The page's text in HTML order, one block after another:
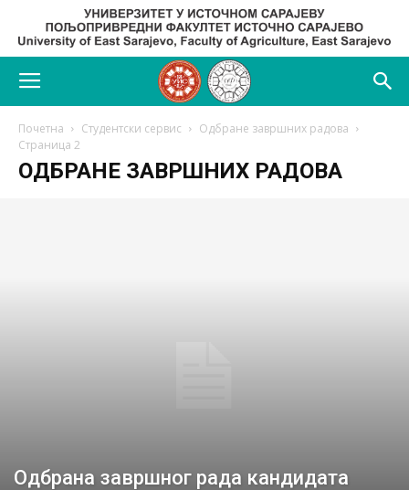
Почетна Студентски сервис
Одбране завршних радова
Страница 2
ОДБРАНЕ ЗАВРШНИХ РАДОВА
Одбрана завршног рада кандидата